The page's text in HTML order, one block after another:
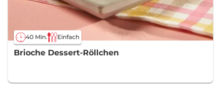
40 Min. Einfach
Brioche Dessert-Röllchen